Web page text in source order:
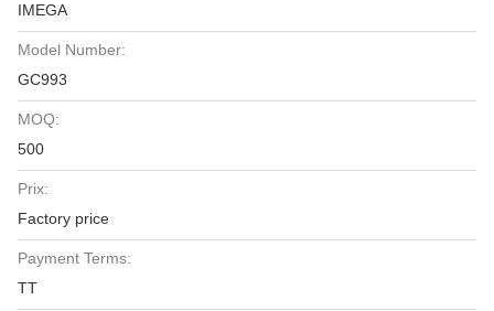
IMEGA
Model Number:
GC993
MOQ:
500
Prix:
Factory price
Payment Terms:
TT